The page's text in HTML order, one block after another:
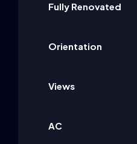
Fully Renovated
Orientation
Views
AC